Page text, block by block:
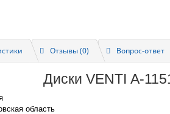
Отзывы (0) Вопрос-ответ
Диски VENTI А-
область